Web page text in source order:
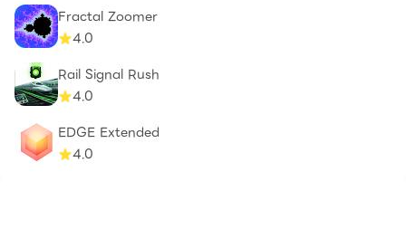
Fractal Zoomer
4.0
Rail Signal Rush
4.0
EDGE Extended
4.0